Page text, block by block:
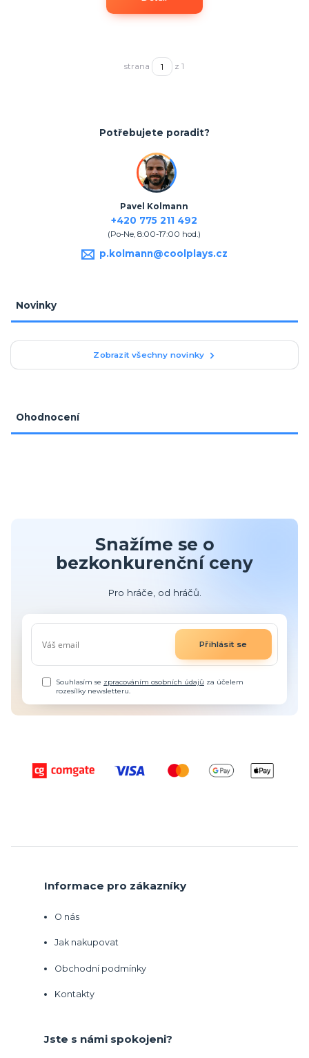
strana z 1
Potřebujete poradit?
Pavel Kolmann
+420 775 211 492
(Po-Ne, 8:00-17:00 hod.)
p.kolmann@coolplays.cz
Novinky
Zobrazit všechny novinky
Ohodnocení
Snažíme se o
bezkonkurenční ceny
Pro hráče, od hráčů.
Přihlásit se
Souhlasím se zpracováním osobních údajů za účelem
rozesílky newsletteru.
Informace pro zákazníky
O nás
Jak nakupovat
Obchodní podmínky
Kontakty
Jste s námi spokojeni?